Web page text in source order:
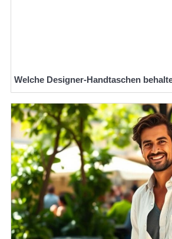
Welche Designer-Handtaschen